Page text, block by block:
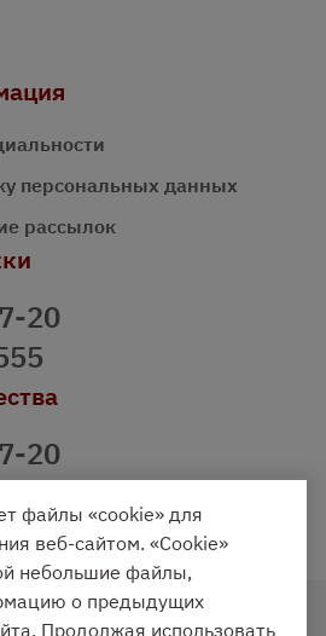
персональных данных
рассылок
20
20
Стол.
файлы «cookie» для
веб-сайтом. «Cookie»
небольшие файлы,
о предыдущих
Продолжая использовать